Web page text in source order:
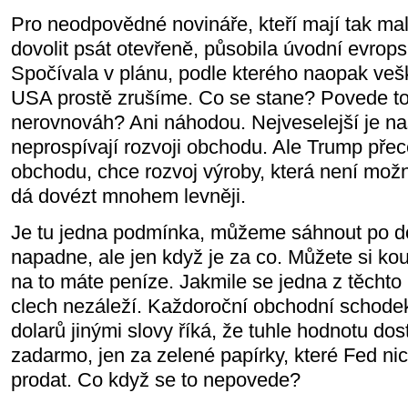
Pro neodpovědné novináře, kteří mají tak
dovolit psát otevřeně, působila úvodní
Spočívala v plánu, podle kterého naopak
USA prostě zrušíme. Co se stane? Povede
nerovnováh? Ani náhodou. Nejveselejší je
neprospívají rozvoji obchodu. Ale Trump
obchodu, chce rozvoj výroby, která není
dá dovézt mnohem levněji.
Je tu jedna podmínka, můžeme sáhnout po
napadne, ale jen když je za co. Můžete si
na to máte peníze. Jakmile se jedna z
clech nezáleží. Každoroční obchodní
dolarů jinými slovy říká, že tuhle hodnotu
zadarmo, jen za zelené papírky, které Fed
prodat. Co když se to nepovede?